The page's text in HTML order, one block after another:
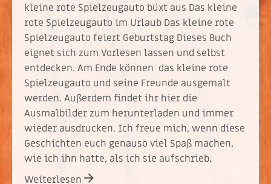
kleine rote Spielzeugauto büxt aus Das kleine
rote Spielzeugauto im Urlaub Das kleine rote
Spielzeugauto feiert Geburtstag Dieses Buch
eignet sich zum Vorlesen lassen und selbst
entdecken. Am Ende können das kleine rote
Spielzeugauto und seine Freunde ausgemalt
werden. Außerdem findet ihr hier die
Ausmalbilder zum herunterladen und immer
wieder ausdrucken. Ich freue mich, wenn diese
Geschichten euch genauso viel Spaß machen,
wie ich ihn hatte, als ich sie aufschrieb.
Weiterlesen